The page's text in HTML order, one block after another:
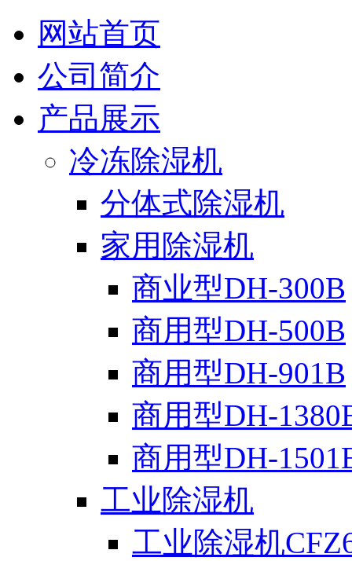
网站首页
公司简介
产品展示
冷冻除湿机
分体式除湿机
家用除湿机
商业型DH-300B
商用型DH-500B
商用型DH-901B
商用型DH-
商用型DH-
工业除湿机
工业除湿机